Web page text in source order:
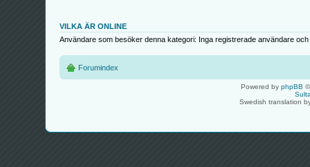
VILKA ÄR ONLINE
Användare som besöker denna kategori: Inga registrerade användare
Forumindex
Powered by phpBB
Swedish translation